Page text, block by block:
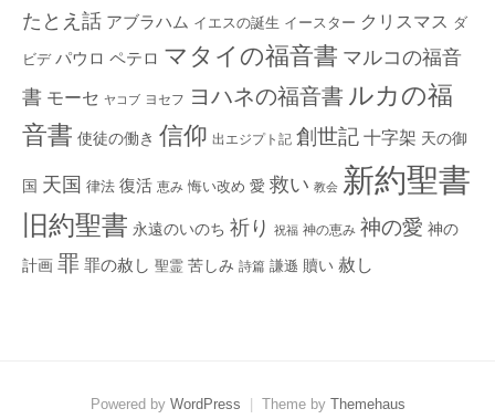
たとえ話 アブラハム イエスの誕生 イースター クリスマス ダ
ビデ パウロ ペテロ マタイの福音書 マルコの福音
書 モーセ ヤコブ ヨセフ ヨハネの福音書 ルカの福
音書 使徒の働き 信仰 出エジプト記 創世記 十字架 天の御
国 天国 律法 復活 恵み 悔い改め 愛 救い 教会 新約聖書
旧約聖書 永遠のいのち 祈り 祝福 神の恵み 神の愛 神の
計画 罪 罪の赦し 聖霊 苦しみ 詩篇 謙遜 贖い 赦し
Powered by WordPress Theme by Themehaus